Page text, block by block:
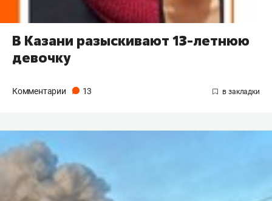
В Казани разыскивают 13-летнюю
девочку
Комментарии 13